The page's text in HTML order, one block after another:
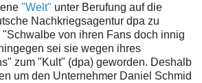
"Welt" unter Berufung auf die
Nachkriegsagentur dpa zu
von ihren Fans doch innig
sei sie wegen ihres
zum "Kult" (dpa) geworden. Deshalb
um den Unternehmer Daniel Schmid